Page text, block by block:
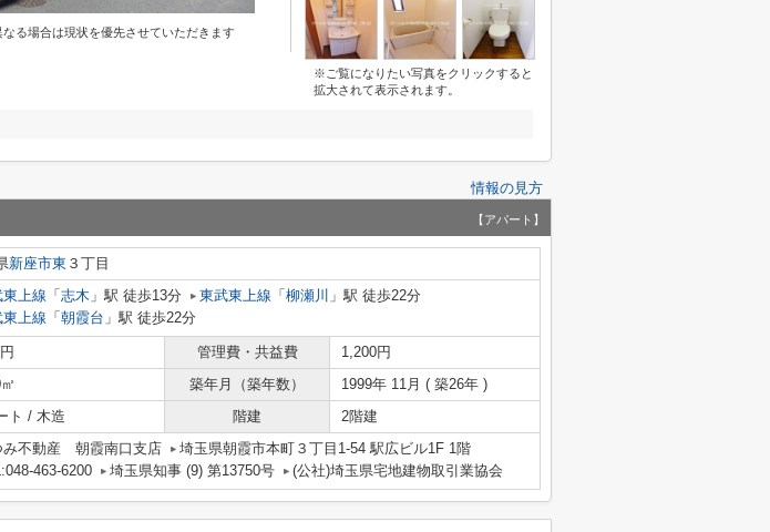
る場合は現状を優先させていただきます
※ご覧になりたい写真をクリックすると
拡大されて表示されます。
情報の見方
【アパート】
新座市東 ３丁目
上線 「 志木 」駅 徒歩13分 東武東上線 「 柳瀬川 」駅 徒歩22分
上線 「 朝霞台 」駅 徒歩22分
管理費・共益費
1,200円
築年月（築年数）
1999年 11月 ( 築26年 )
ト / 木造 階建 2階建
み不動産 朝霞南口支店
埼玉県朝霞市本町３丁目1-54 駅広ビル1F 1階
463-6200
埼玉県知事 (9) 第13750号 (公社)埼玉県宅地建物取引業協会